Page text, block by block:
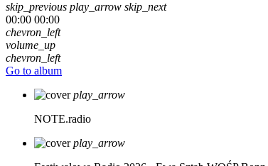
skip_previous play_arrow skip_next
00:00 00:00
chevron_left
volume_up
chevron_left
Go to album
play_arrow
NOTE.radio
play_arrow